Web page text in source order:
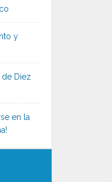
y
de Diez
en la